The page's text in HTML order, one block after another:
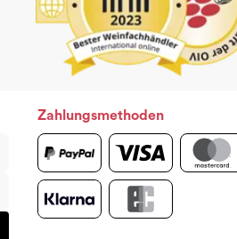
Zahlungsmethoden